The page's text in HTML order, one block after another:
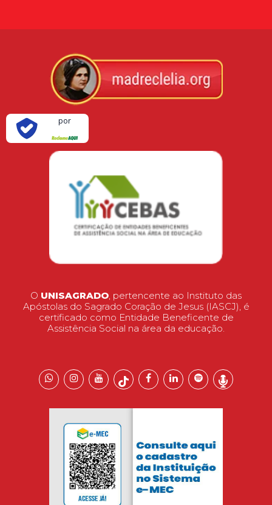
por
O UNISAGRADO , pertencente ao Instituto das
Apóstolas do Sagrado Coração de Jesus (IASCJ), é
certificado como Entidade Beneficente de
Assistência Social na área da educação.